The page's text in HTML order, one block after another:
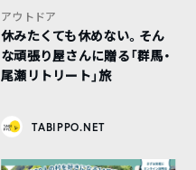
アウトドア
休みたくても休めない。そん
な頑張り屋さんに贈る「群馬・
尾瀬リトリート」旅
TABIPPO.NET